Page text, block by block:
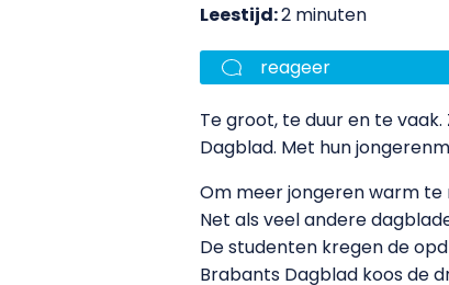
Leestijd:2 minuten
reageer
Te groot, te duur en te
Dagblad. Met hun
Om meer jongeren warm
Net als veel andere
De studenten kregen de
Brabants Dagblad koos de